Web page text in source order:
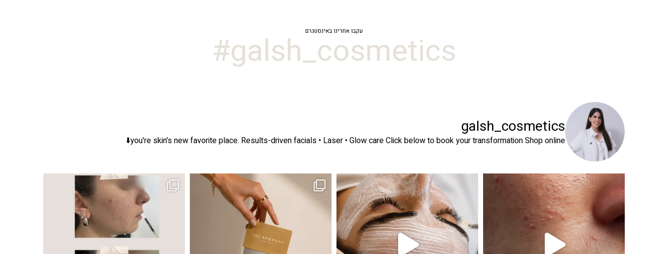
עקבו אחרינו באינסטגרם
galsh_cosmetics#
galsh_cosmetics
you're skin's new favorite place. Results-driven facials • Laser • Glow careClick below to book your transformationShop online⬇️
טיפול פנים נכון הוא הרבה מעבר לניקוי העור. המטרה ה זה קורה! מועדון החברות שלנו סוף סוף נפתח. מהיום, אקנה הוא אחד המצבים הנפוצים ביותר בעור, אך לכל עור